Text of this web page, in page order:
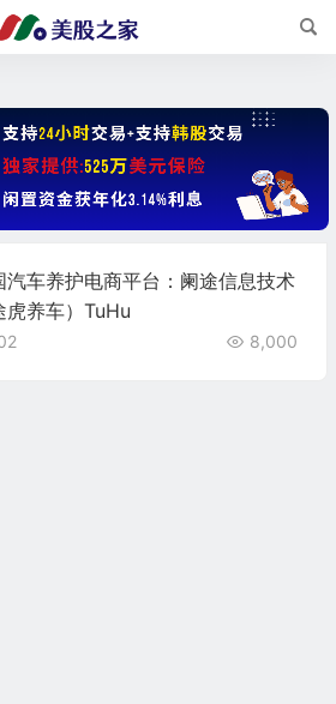
汽车养护电商平台：阑途信息技术
虎养车）TuHu
8,000